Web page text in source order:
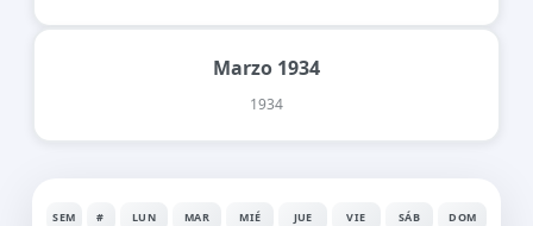
Marzo 1934
1934
SEM # LUN MAR MIÉ JUE VIE SÁB DOM